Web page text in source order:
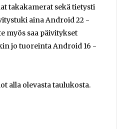
takakamerat sekä tietysti
aina Android 22 -
myös saa päivitykset
jo tuoreinta Android 16 -
alla olevasta taulukosta.